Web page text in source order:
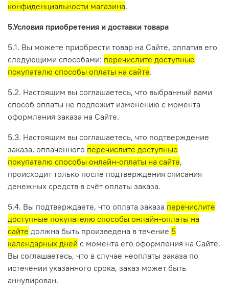
конфиденциальности магазина.
5.Условия приобретения и доставки товара
5.1. Вы можете приобрести товар на Сайте, оплатив его
следующими способами: перечислите доступные
покупателю способы оплаты на сайте.
5.2. Настоящим вы соглашаетесь, что выбранный вами
способ оплаты не подлежит изменению с момента
оформления заказа на Сайте.
5.3. Настоящим вы соглашаетесь, что подтверждение
заказа, оплаченного перечислите доступные
покупателю способы онлайн-оплаты на сайте,
происходит только после подтверждения списания
денежных средств в счёт оплаты заказа.
5.4. Вы подтверждаете, что оплата заказа перечислите
доступные покупателю способы онлайн-оплаты на
сайте должна быть произведена в течение 5
календарных дней с момента его оформления на Сайте.
Вы соглашаетесь, что в случае неоплаты заказа по
истечении указанного срока, заказ может быть
аннулирован.